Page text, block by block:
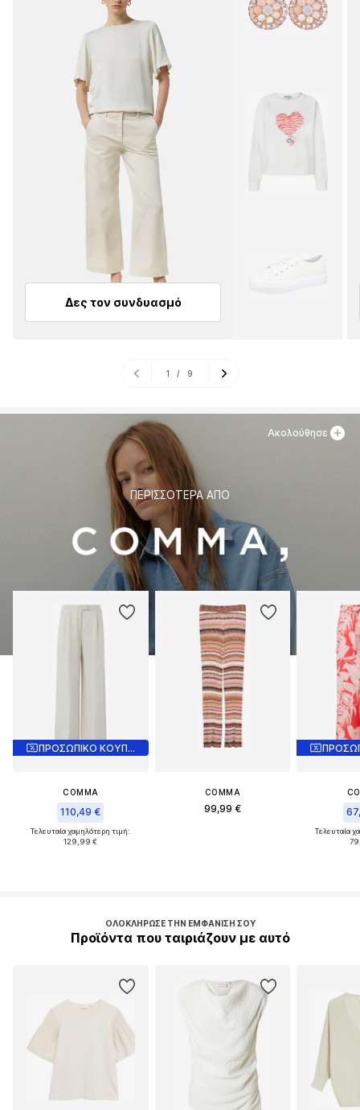
Δες τον συνδυασμό
1 / 9
ΠΕΡΙΣΣΌΤΕΡΑ ΑΠΌ
ΠΡΟΣΩΠΙΚΟ ΚΟΥΠΟΝΙ
COMMA
110,49 €
Τελευταία χαμηλότερη τιμή:
129,99 €
COMMA
99,99 €
Τελευταία
Ακολούθησε
ΟΛΟΚΛΉΡΩΣΕ ΤΗΝ ΕΜΦΆΝΙΣΉ ΣΟΥ
Προϊόντα που ταιριάζουν με αυτό